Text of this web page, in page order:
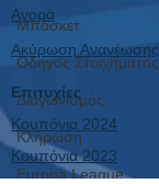
Μπάσκετ
Οδηγός Στοιχήματος
Διαγωνισμός
Κλήρωση
Europa League
Αγορά
Ακύρωση Ανανέωσης
Επιτυχίες
Κουπόνια 2024
Κουπόνια 2023